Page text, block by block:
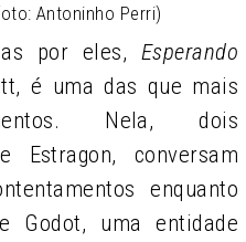
Antoninho Perri)
por eles, Esperando
é uma das que mais
Nela, dois
Estragon, conversam
enquanto
Godot, uma entidade